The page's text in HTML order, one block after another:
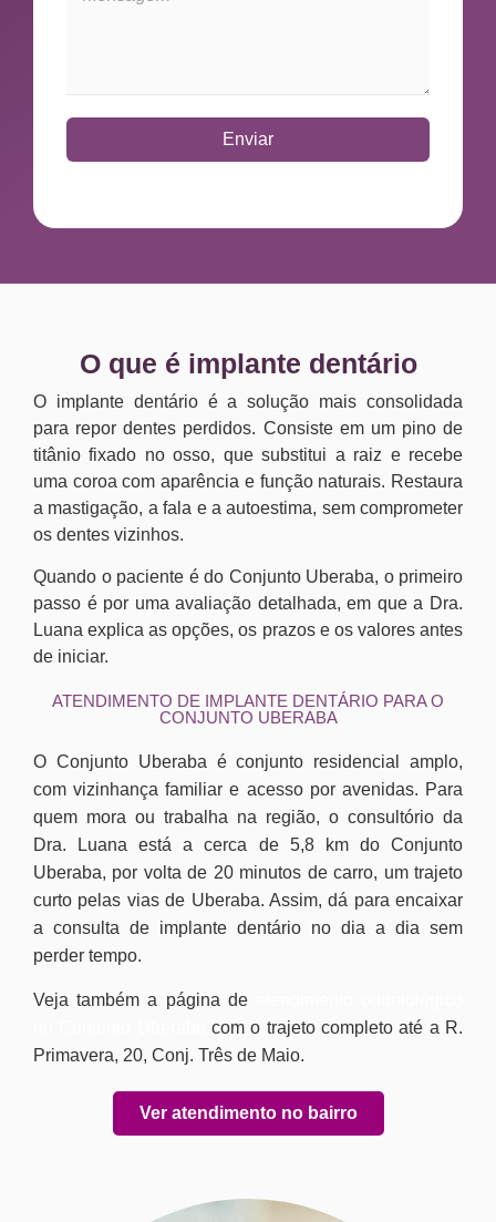
Enviar
O que é implante dentário
O implante dentário é a solução mais consolidada
para repor dentes perdidos. Consiste em um pino de
titânio fixado no osso, que substitui a raiz e recebe
uma coroa com aparência e função naturais. Restaura
a mastigação, a fala e a autoestima, sem comprometer
os dentes vizinhos.
Quando o paciente é do Conjunto Uberaba, o primeiro
passo é por uma avaliação detalhada, em que a Dra.
Luana explica as opções, os prazos e os valores antes
de iniciar.
ATENDIMENTO DE IMPLANTE DENTÁRIO PARA O
CONJUNTO UBERABA
O Conjunto Uberaba é conjunto residencial amplo,
com vizinhança familiar e acesso por avenidas. Para
quem mora ou trabalha na região, o consultório da
Dra. Luana está a cerca de 5,8 km do Conjunto
Uberaba, por volta de 20 minutos de carro, um trajeto
curto pelas vias de Uberaba. Assim, dá para encaixar
a consulta de implante dentário no dia a dia sem
perder tempo.
Veja também a página de
com o trajeto completo até a R.
Primavera, 20, Conj. Três de Maio.
Ver atendimento no bairro